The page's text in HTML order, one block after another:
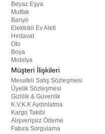
Beyaz Eşya
Mutfak
Banyo
Elektrikli Ev Aleti
Hırdavat
Oto
Boya
Mobilya
Müşteri İlişkileri
Mesafeli Satış Sözleşmesi
Üyelik Sözleşmesi
Gizlilik & Güvenlik
K.V.K.K Aydınlatma
Kargo Takibi
Alışverişsiz Ödeme
Fatura Sorgulama